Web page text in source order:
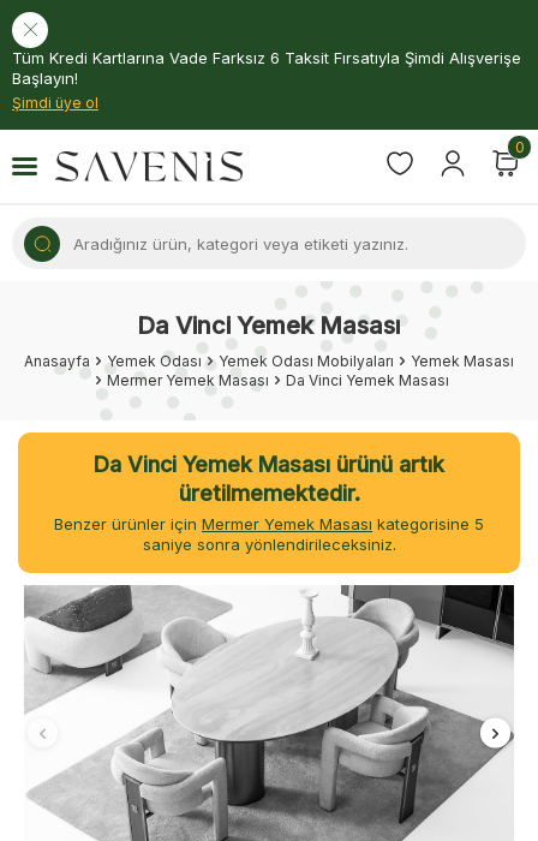
Tüm Kredi Kartlarına Vade Farksız 6 Taksit Fırsatıyla Şimdi Alışverişe
Başlayın!
Şimdi üye ol
0
Da Vinci Yemek Masası
Anasayfa Yemek Odası Yemek Odası Mobilyaları
Yemek Masası
Mermer Yemek Masası
Da Vinci Yemek Masası
Da Vinci Yemek Masası ürünü artık
üretilmemektedir.
Benzer ürünler için Mermer Yemek Masası kategorisine 5
saniye sonra yönlendirileceksiniz.